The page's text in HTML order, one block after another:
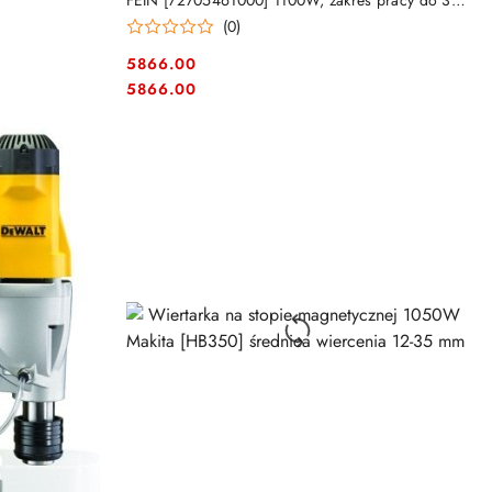
mm
(0)
Cena:
5866.00
Cena:
5866.00